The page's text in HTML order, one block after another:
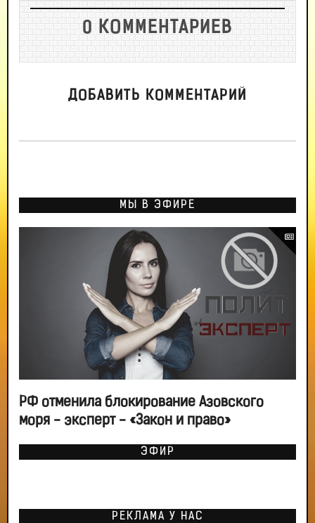
0 КОММЕНТАРИЕВ
ДОБАВИТЬ КОММЕНТАРИЙ
МЫ В ЭФИРЕ
РФ отменила блокирование Азовского
моря - эксперт - «Закон и право»
ЭФИР
РЕКЛАМА У НАС